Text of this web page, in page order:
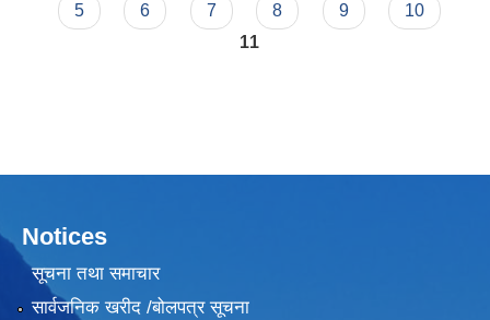
5
6 7 8 9
10
11
Notices
सूचना तथा समाचार
सार्वजनिक खरीद /बोलपत्र सूचना